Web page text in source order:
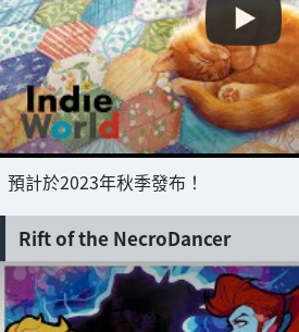
預計於2023年秋季發布！
Rift of the NecroDancer